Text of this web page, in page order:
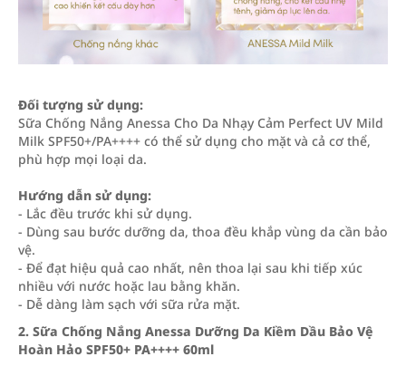
Đối tượng sử dụng:
Sữa Chống Nắng Anessa Cho Da Nhạy Cảm Perfect UV Mild
Milk SPF50+/PA++++ có thể sử dụng cho mặt và cả cơ thể,
phù hợp mọi loại da.
Hướng dẫn sử dụng:
- Lắc đều trước khi sử dụng.
- Dùng sau bước dưỡng da, thoa đều khắp vùng da cần bảo
vệ.
- Để đạt hiệu quả cao nhất, nên thoa lại sau khi tiếp xúc
nhiều với nước hoặc lau bằng khăn.
- Dễ dàng làm sạch với sữa rửa mặt.
2. Sữa Chống Nắng Anessa Dưỡng Da Kiềm Dầu Bảo Vệ
Hoàn Hảo SPF50+ PA++++ 60ml